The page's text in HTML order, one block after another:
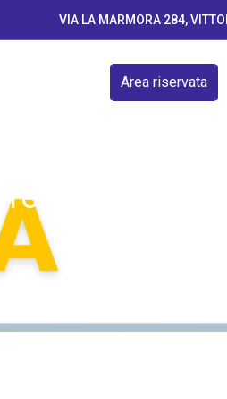
VIA LA MARMORA 284,
Area riservata
2026